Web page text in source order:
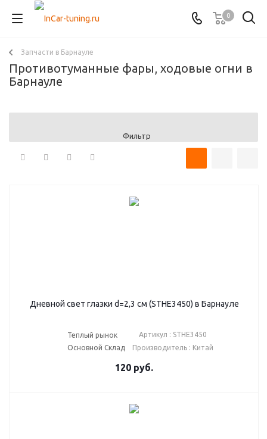
0
Запчасти в Барнауле
Противотуманные фары, ходовые огни в
Барнауле
Фильтр
Дневной свет глазки d=2,3 см (STHE3450) в Барнауле
Теплый рынок
Основной Склад
Артикул : STHE3450
Производитель : Китай
120 руб.